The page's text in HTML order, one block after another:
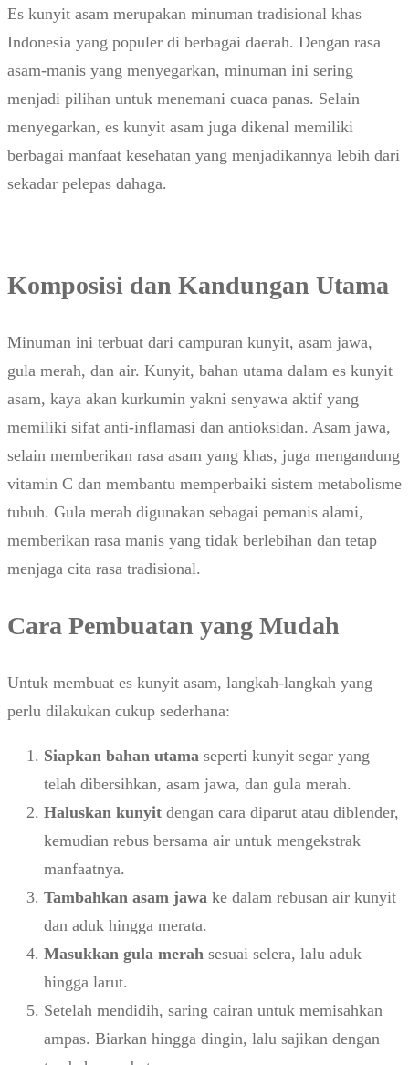
Es kunyit asam merupakan minuman tradisional khas
Indonesia yang populer di berbagai daerah. Dengan rasa
asam-manis yang menyegarkan, minuman ini sering
menjadi pilihan untuk menemani cuaca panas. Selain
menyegarkan, es kunyit asam juga dikenal memiliki
berbagai manfaat kesehatan yang menjadikannya lebih dari
sekadar pelepas dahaga.
Komposisi dan Kandungan Utama
Minuman ini terbuat dari campuran kunyit, asam jawa,
gula merah, dan air. Kunyit, bahan utama dalam es kunyit
asam, kaya akan kurkumin yakni senyawa aktif yang
memiliki sifat anti-inflamasi dan antioksidan. Asam jawa,
selain memberikan rasa asam yang khas, juga mengandung
vitamin C dan membantu memperbaiki sistem metabolisme
tubuh. Gula merah digunakan sebagai pemanis alami,
memberikan rasa manis yang tidak berlebihan dan tetap
menjaga cita rasa tradisional.
Cara Pembuatan yang Mudah
Untuk membuat es kunyit asam, langkah-langkah yang
perlu dilakukan cukup sederhana:
Siapkan bahan utama seperti kunyit segar yang
telah dibersihkan, asam jawa, dan gula merah.
Haluskan kunyit dengan cara diparut atau diblender,
kemudian rebus bersama air untuk mengekstrak
manfaatnya.
Tambahkan asam jawa ke dalam rebusan air kunyit
dan aduk hingga merata.
Masukkan gula merah sesuai selera, lalu aduk
hingga larut.
Setelah mendidih, saring cairan untuk memisahkan
ampas. Biarkan hingga dingin, lalu sajikan dengan